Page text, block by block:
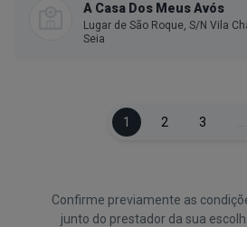
A Casa Dos Meus Avós
Lugar de São Roque, S/N Vila
Seia
1 2 3
Confirme previamente as
junto do prestador da sua